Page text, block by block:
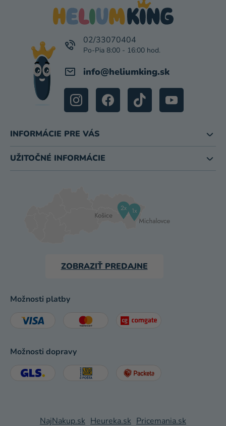
U
info@heliumking.sk
02/33070404
INFORMÁCIE PRE VÁS
UŽITOČNÉ INFORMÁCIE
ZOBRAZIŤ PREDAJNE
Možnosti platby
Možnosti dopravy
NajNakup.sk Heureka.sk Pricemania.sk